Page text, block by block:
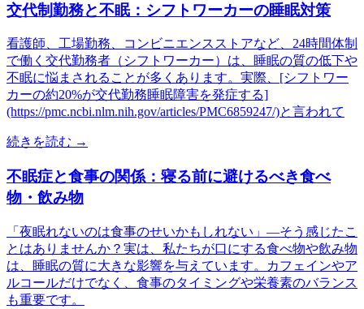
交代制勤務と不眠：シフトワーカーの睡眠対策
看護師、工場勤務、コンビニエンスストアなど、24時間体制
で働く交代勤務者（シフトワーカー）は、睡眠の質の低下や
不眠に悩まされることが多くあります。実際、[シフトワー
カーの約20%が交代勤務睡眠障害を発症する]
(https://pmc.ncbi.nlm.nih.gov/articles/PMC6859247/)と言われて
続きを読む →
不眠症と食事の関係：寝る前に避けるべき食べ
物・飲み物
「夜眠れないのは食事のせいかもしれない」—そう感じたこ
とはありませんか？実は、私たちが口にする食べ物や飲み物
は、睡眠の質に大きな影響を与えています。カフェインやア
ルコールだけでなく、食事のタイミングや栄養素のバランス
も重要です。